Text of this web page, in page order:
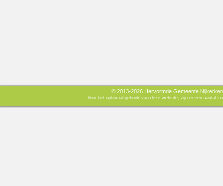
© 2013-2026 Hervormde Gemeente
Voor het optimaal gebruik van deze website, zijn er een aantal